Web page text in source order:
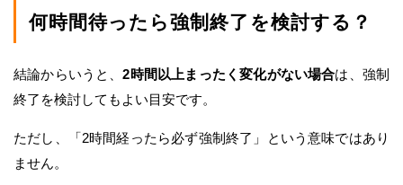
何時間待ったら強制終了を検討する？
結論からいうと、2時間以上まったく変化がない場合は、強制
終了を検討してもよい目安です。
ただし、「2時間経ったら必ず強制終了」という意味ではあり
ません。